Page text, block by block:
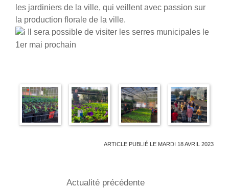
les jardiniers de la ville, qui veillent avec passion sur
la production florale de la ville.
Il sera possible de visiter les serres municipales le
1er mai prochain
ARTICLE PUBLIÉ LE MARDI 18 AVRIL 2023
Actualité précédente